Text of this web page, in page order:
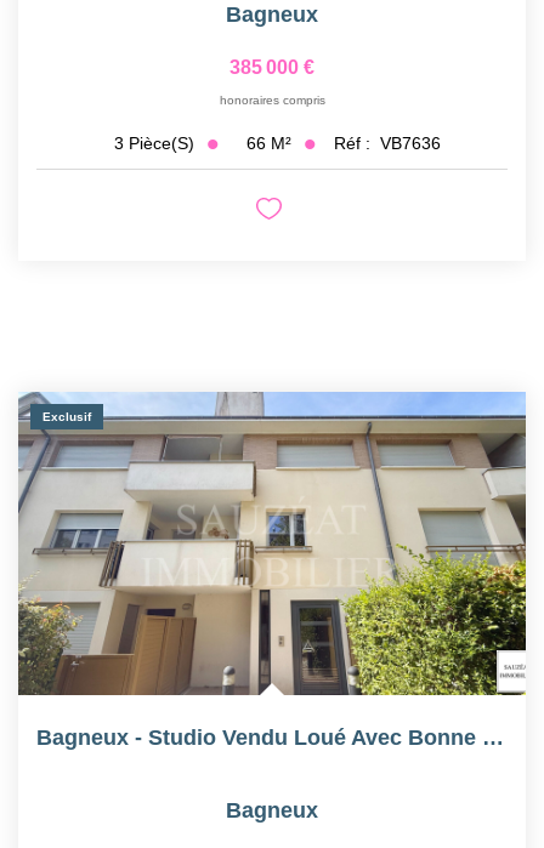
Bagneux
385 000 €
honoraires compris
3 Pièce(s) 66 M² Réf : VB7636
Exclusif
Bagneux - Studio Vendu Loué Avec Bonne Rentabilité Locative
Bagneux